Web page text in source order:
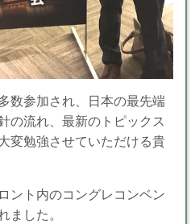
数参加され、日本の最先端
の流れ、最新のトピックス
変勉強させていただける貴
ント内のコングレコンベン
ました。